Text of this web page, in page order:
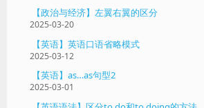
【政治与经济】左翼右翼的区分
2025-03-20
【英语】英语口语省略模式
2025-03-12
【英语】as…as句型2
2025-03-01